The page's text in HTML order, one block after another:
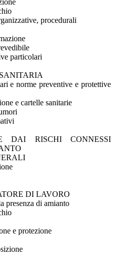
procedurali
particolari
e norme preventive e protettive
e cartelle sanitarie
DAI RISCHI CONNESSI
DI LAVORO
presenza di amianto
e protezione